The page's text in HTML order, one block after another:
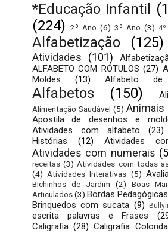
*Educação Infantil
(224) 2º Ano (6) 3º Ano (3)
Alfabetização (125)
Atividades
(101)
ALFABETO COM RÓTULOS (27)
Moldes
(13) Alfabeto de
Alfabetos (150)
Alimentação Saudável (5) Animais
Apostila de desenhos e
Atividades com alfabeto
(23)
Histórias
(12) Atividades
Atividades com numerais
receitas (3) Atividades com todas
(4) Atividades Interativas (5)
Bichinhos de Jardim (2) Boas
Articulados (3) Bordas Pedagógicas
Brinquedos com sucata (9)
escrita palavras e Frases
Caligrafia (28) Caligrafia Colorida